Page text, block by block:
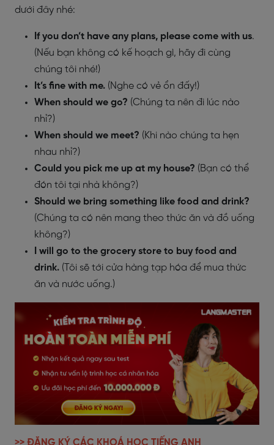
dưới đây nhé:
If you don’t have any plans, please come with us.
(Nếu bạn không có kế hoạch gì, hãy đi cùng
chúng tôi nhé!)
It’s fine with me. (Nghe có vẻ ổn đấy!)
When should we go? (Chúng ta nên đi lúc nào
nhỉ?)
When should we meet? (Khi nào chúng ta hẹn
nhau nhỉ?)
Could you pick me up at my house? (Bạn có thể
đón tôi tại nhà không?)
Should we bring something like food and drink?
(Chúng ta có nên mang theo thức ăn và đồ uống
không?)
I will go to the grocery store to buy food and
drink. (Tôi sẽ tới cửa hàng tạp hóa để mua thức
ăn và nước uống.)
>> ĐĂNG KÝ CÁC KHOÁ HỌC TIẾNG ANH